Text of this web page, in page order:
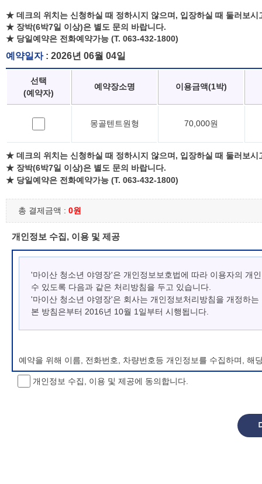
★ 데크의 위치는 신청하실 때 정하시지 않으며, 입장하실 때 둘러보시
★ 장박(6박7일 이상)은 별도 문의 바랍니다.
★ 당일예약은 전화예약가능 (T. 063-432-1800)
예약일자: 2026년 06월 04일
선택
(예약자)
예약장소명 이용금액(1박)
몽골텐트원형 70,000원
★ 데크의 위치는 신청하실 때 정하시지 않으며, 입장하실 때 둘러보시
★ 장박(6박7일 이상)은 별도 문의 바랍니다.
★ 당일예약은 전화예약가능 (T. 063-432-1800)
총 결제금액 : 0원
개인정보 수집, 이용 및 제공
'마이산 청소년 야영장'은 개인정보보호법에 따라 이용자의 개
수 있도록 다음과 같은 처리방침을 두고 있습니다.
'마이산 청소년 야영장'은 회사는 개인정보처리방침을 개정하
본 방침은부터 2016년 10월 1일부터 시행됩니다.
예약을 위해 이름, 전화번호, 차량번호등 개인정보를 수집하며, 해
개인정보 처리방침 변경
개인정보 수집, 이용 및 제공에 동의합니다.